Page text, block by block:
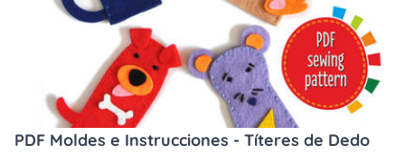
PDF Moldes e Instrucciones - Títeres de Dedo